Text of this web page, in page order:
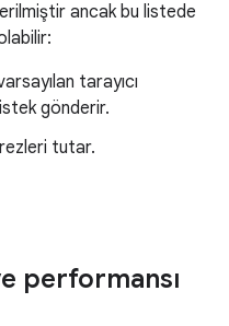
ancak bu listede
tarayıcı
gönderir.
tutar.
performansı